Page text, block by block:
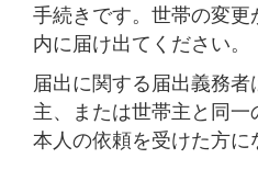
手続きです。世帯の変
内に届け出てください。
届出に関する届出義務
主、または世帯主と同一
本人の依頼を受けた方に